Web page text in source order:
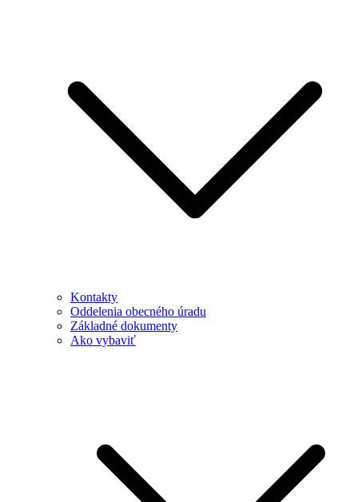
Kontakty
Oddelenia obecného úradu
Základné dokumenty
Ako vybaviť